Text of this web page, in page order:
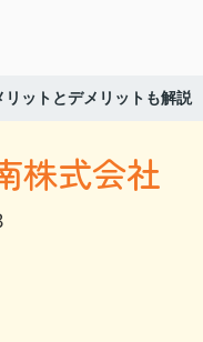
ットとデメリットも解説
株式会社